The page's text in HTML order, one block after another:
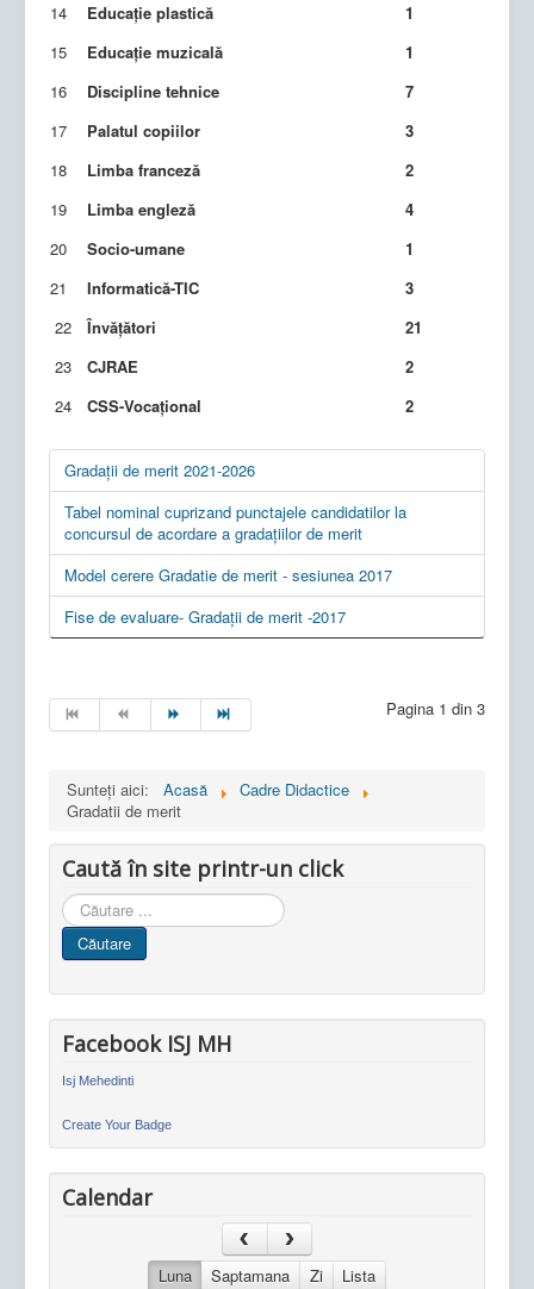
14
Educație plastică
1
15
Educație muzicală
1
16
Discipline tehnice
7
17
Palatul copiilor
3
18
Limba franceză
2
19
Limba engleză
4
20
Socio-umane
1
21
Informatică-TIC
3
22
Învățători
21
23
CJRAE
2
24
CSS-Vocațional 2
Gradații de merit 2021-2026
Tabel nominal cuprizand punctajele candidatilor la
concursul de acordare a gradaţiilor de merit
Model cerere Gradatie de merit - sesiunea 2017
Fise de evaluare- Gradații de merit -2017
Pagina 1 din 3
Sunteți aici: Acasă
Cadre Didactice
Gradatii de merit
Caută în site printr-un click
Cauta
in
site
Căutare
Facebook ISJ MH
Isj Mehedinti
Create Your Badge
Calendar
Luna Saptamana Zi Lista